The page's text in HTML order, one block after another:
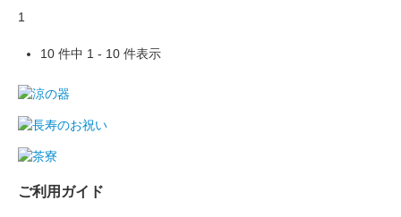
1
10 件中 1 - 10 件表示
ご利用ガイド